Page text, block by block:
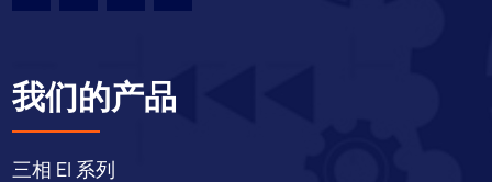
我们的产品
三相 EI 系列